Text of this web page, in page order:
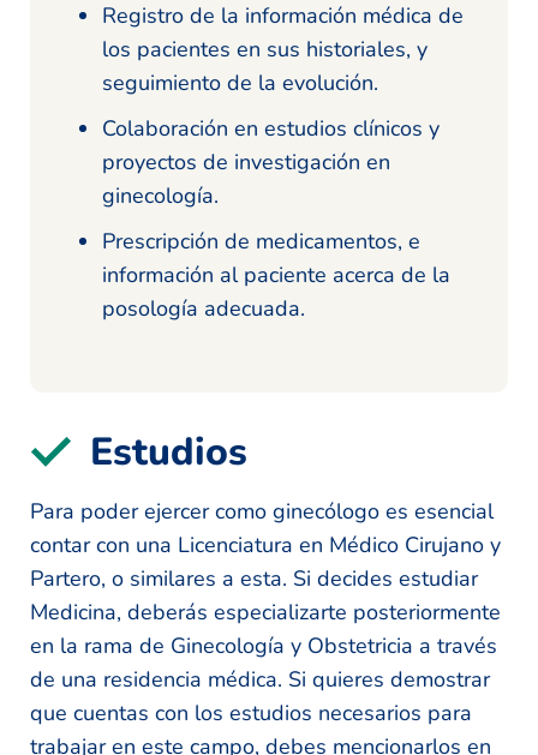
Registro de la información médica de
los pacientes en sus historiales, y
seguimiento de la evolución.
Colaboración en estudios clínicos y
proyectos de investigación en
ginecología.
Prescripción de medicamentos, e
información al paciente acerca de la
posología adecuada.
Estudios
Para poder ejercer como ginecólogo es esencial
contar con una Licenciatura en Médico Cirujano y
Partero, o similares a esta. Si decides estudiar
Medicina, deberás especializarte posteriormente
en la rama de Ginecología y Obstetricia a través
de una residencia médica. Si quieres demostrar
que cuentas con los estudios necesarios para
trabajar en este campo, debes mencionarlos en